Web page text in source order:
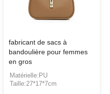
fabricant de sacs à
bandoulière pour femmes
en gros
Matérielle:PU
Taille:27*17*7cm